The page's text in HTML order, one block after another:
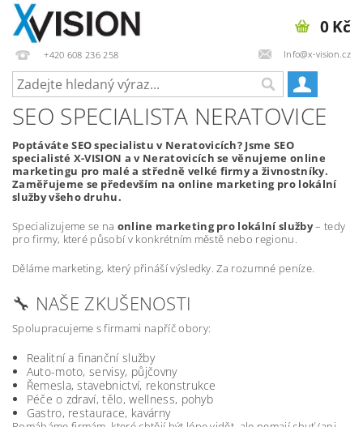
+420 608 236 258 Info@x-vision.cz
0 Kč
SEO SPECIALISTA NERATOVICE
Poptáváte SEO specialistu v Neratovicích? Jsme SEO
specialisté X-VISION a v Neratovicích se věnujeme online
marketingu pro malé a středně velké firmy a živnostníky.
Zaměřujeme se především na online marketing pro lokální
služby všeho druhu.
Specializujeme se na online marketing pro lokální služby– tedy
pro firmy, které působí v konkrétním městě nebo regionu.
Děláme marketing, který přináší výsledky. Za rozumné peníze.
🔧 NAŠE ZKUŠENOSTI
Spolupracujeme s firmami napříč obory:
Realitní a finanční služby
Auto-moto, servisy, půjčovny
Řemesla, stavebnictví, rekonstrukce
Péče o zdraví, tělo, wellness, pohyb
Gastro, restaurace, kavárny